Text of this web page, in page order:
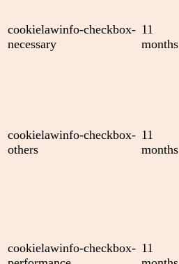
cookielawinfo-checkbox-
necessary
11
months
cookielawinfo-checkbox-
others
11
months
cookielawinfo-checkbox- 11